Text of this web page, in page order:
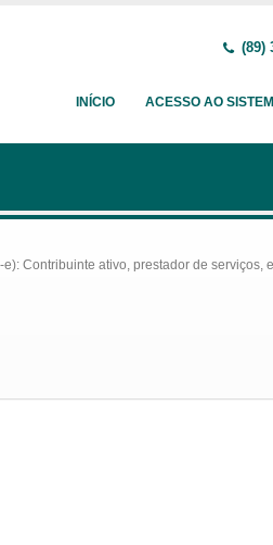
(89)
INÍCIO ACESSO AO
Contribuinte ativo, prestador de